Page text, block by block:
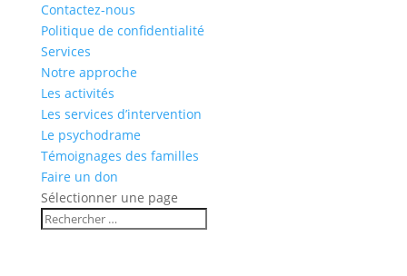
Contactez-nous
Politique de confidentialité
Services
Notre approche
Les activités
Les services d’intervention
Le psychodrame
Témoignages des familles
Faire un don
Sélectionner une page